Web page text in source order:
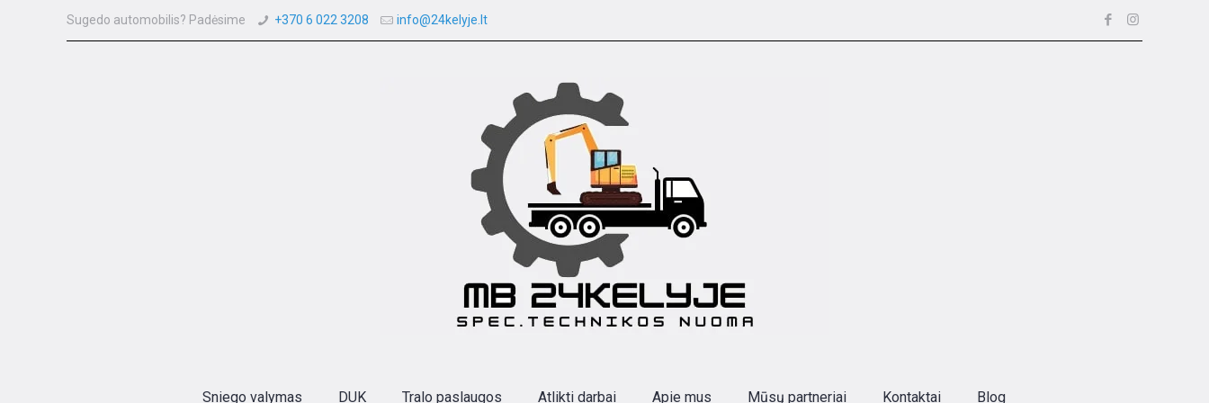
Sugedo automobilis? Padėsime +370 6 022 3208 info@24kelyje.lt
Sniego valymas DUK Tralo paslaugos Atlikti darbai Apie mus Mūsų partneriai Kontaktai Blog